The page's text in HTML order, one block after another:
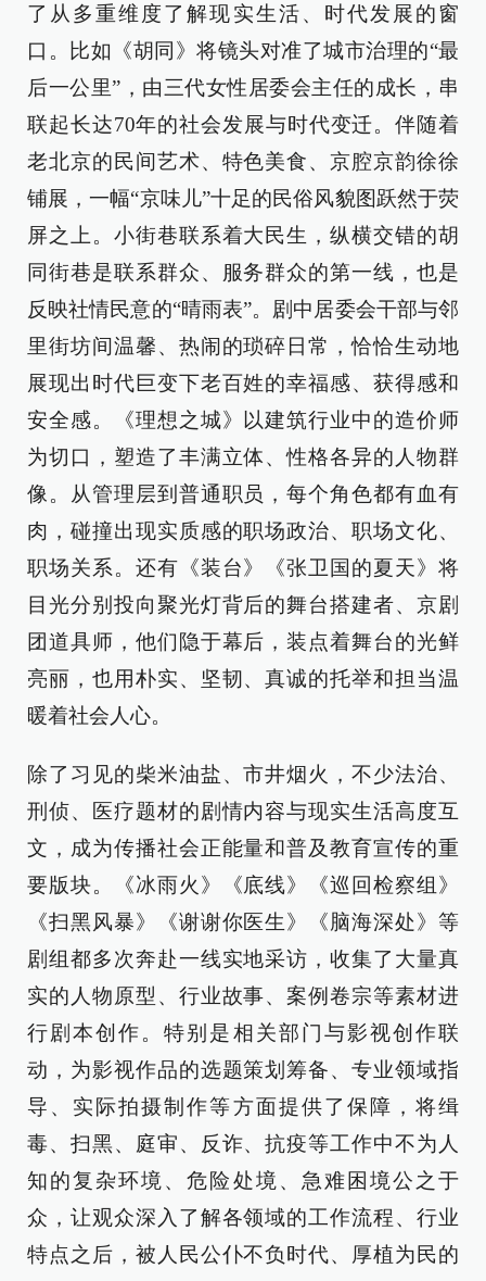
了从多重维度了解现实生活、时代发展的窗
口。比如《胡同》将镜头对准了城市治理的“最
后一公里”，由三代女性居委会主任的成长，串
联起长达70年的社会发展与时代变迁。伴随着
老北京的民间艺术、特色美食、京腔京韵徐徐
铺展，一幅“京味儿”十足的民俗风貌图跃然于荧
屏之上。小街巷联系着大民生，纵横交错的胡
同街巷是联系群众、服务群众的第一线，也是
反映社情民意的“晴雨表”。剧中居委会干部与邻
里街坊间温馨、热闹的琐碎日常，恰恰生动地
展现出时代巨变下老百姓的幸福感、获得感和
安全感。《理想之城》以建筑行业中的造价师
为切口，塑造了丰满立体、性格各异的人物群
像。从管理层到普通职员，每个角色都有血有
肉，碰撞出现实质感的职场政治、职场文化、
职场关系。还有《装台》《张卫国的夏天》将
目光分别投向聚光灯背后的舞台搭建者、京剧
团道具师，他们隐于幕后，装点着舞台的光鲜
亮丽，也用朴实、坚韧、真诚的托举和担当温
暖着社会人心。
除了习见的柴米油盐、市井烟火，不少法治、
刑侦、医疗题材的剧情内容与现实生活高度互
文，成为传播社会正能量和普及教育宣传的重
要版块。《冰雨火》《底线》《巡回检察组》
《扫黑风暴》《谢谢你医生》《脑海深处》等
剧组都多次奔赴一线实地采访，收集了大量真
实的人物原型、行业故事、案例卷宗等素材进
行剧本创作。特别是相关部门与影视创作联
动，为影视作品的选题策划筹备、专业领域指
导、实际拍摄制作等方面提供了保障，将缉
毒、扫黑、庭审、反诈、抗疫等工作中不为人
知的复杂环境、危险处境、急难困境公之于
众，让观众深入了解各领域的工作流程、行业
特点之后，被人民公仆不负时代、厚植为民的